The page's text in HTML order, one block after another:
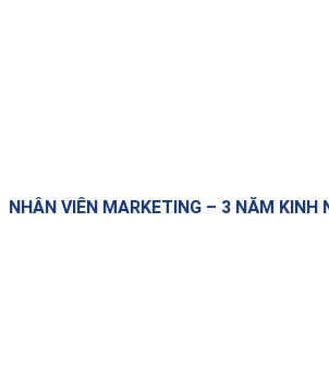
NHÂN VIÊN MARKETING – 3 NĂM KINH